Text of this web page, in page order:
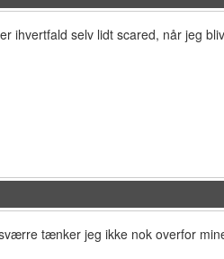
ihvertfald selv lidt scared, når jeg
tænker jeg ikke nok overfor